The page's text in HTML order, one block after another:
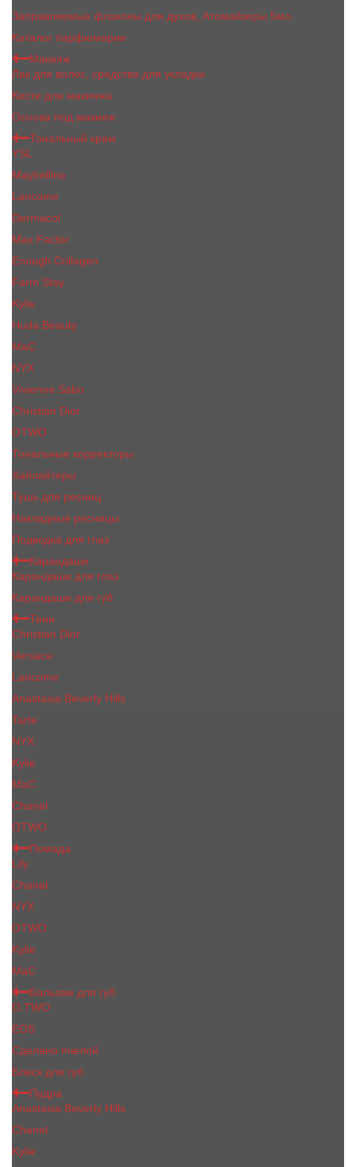
Заправляемые флаконы для духов, Атомайзеры 5мл
Каталог парфюмерии
Макияж
Лак для волос, средства для укладки
Кисти для макияжа
Основа под макияж
Тональный крем
YSL
Maybelline
Lancome
Dermacol
Max Factor
Enough Collagen
Farm Stay
Kylie
Huda Beauty
МаС
NYX
Vivienne Sabo
Сhristiаn Diоr
OTWO
Тональные корректоры
Хайлайтеры
Тушь для ресниц
Накладные ресницы
Подводка для глаз
Карандаши
Карандаши для глаз
Карандаши для губ
Тени
Christian Dior
Versace
Lancome
Anastasia Beverly Hills
Tarte
NYX
Kylie
MaC
Сhanеl
OTWO
Помада
Lily
Chanel
NYX
OTWO
Kylie
МаС
Бальзам для губ
O.TWO
EOS
Сделано пчелой
Блеск для губ
Пудра
Anastasia Beverly Hills
Chanel
Kylie